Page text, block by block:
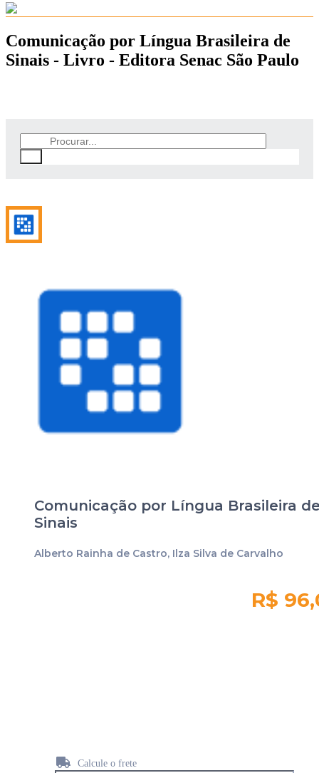
Comunicação por Língua Brasileira de
Sinais - Livro - Editora Senac São Paulo
Comunicação por Língua Brasileira
Sinais
Alberto Rainha de Castro, Ilza Silva de Carvalho
R$
Calcule o frete